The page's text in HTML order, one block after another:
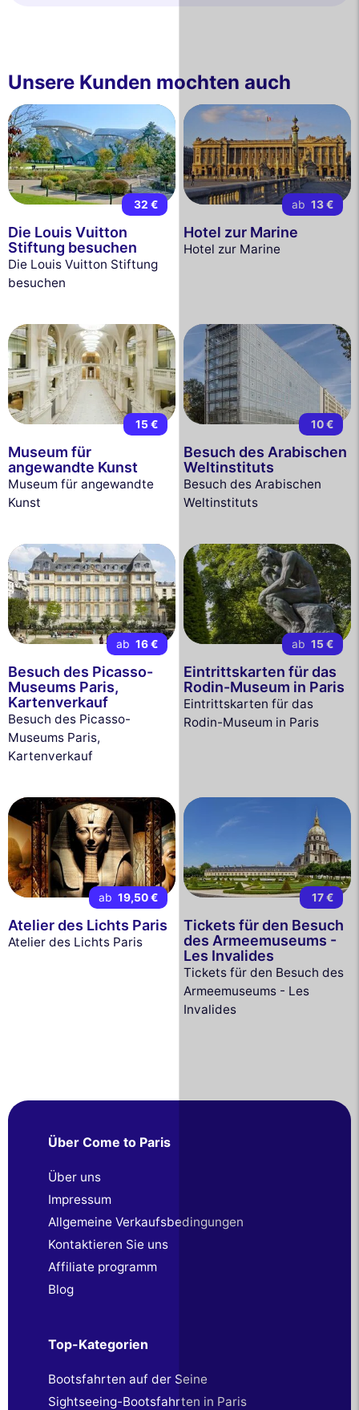
Unsere Kunden mochten auch
32 €
Die Louis Vuitton
Stiftung besuchen
Die Louis Vuitton Stiftung
besuchen
ab 13 €
Hotel zur Marine
Hotel zur Marine
15 €
Museum für
angewandte Kunst
Museum für angewandte
Kunst
10 €
Besuch des Arabischen
Weltinstituts
Besuch des Arabischen
Weltinstituts
ab 16 €
Besuch des Picasso-
Museums Paris,
Kartenverkauf
Besuch des Picasso-
Museums Paris,
Kartenverkauf
ab 15 €
Eintrittskarten für das
Rodin-Museum in Paris
Eintrittskarten für das
Rodin-Museum in Paris
ab 19,50 €
Atelier des Lichts Paris
Atelier des Lichts Paris
17 €
Tickets für den Besuch
des Armeemuseums -
Les Invalides
Tickets für den Besuch des
Armeemuseums - Les
Invalides
Über Come to Paris
Über uns
Impressum
Allgemeine Verkaufsbedingungen
Kontaktieren Sie uns
Affiliate programm
Blog
Top-Kategorien
Bootsfahrten auf der Seine
Sightseeing-Bootsfahrten in Paris